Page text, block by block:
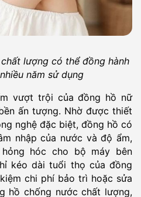
lượng có thể đồng hành
năm sử dụng
vượt trội của đồng hồ nữ
ấn tượng. Nhờ được thiết
nghệ đặc biệt, đồng hồ có
nhập của nước và độ ẩm,
hóc cho bộ máy bên
kéo dài tuổi thọ của đồng
chi phí bảo trì hoặc sửa
hồ chống nước chất lượng,